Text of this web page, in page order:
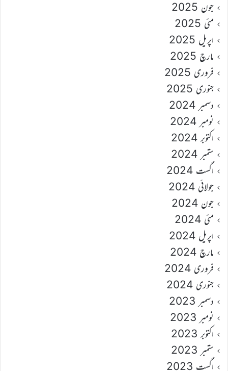
جون 2025
مئی 2025
اپریل 2025
مارچ 2025
فروری 2025
جنوری 2025
دسمبر 2024
نومبر 2024
اکتوبر 2024
ستمبر 2024
اگست 2024
جولائی 2024
جون 2024
مئی 2024
اپریل 2024
مارچ 2024
فروری 2024
جنوری 2024
دسمبر 2023
نومبر 2023
اکتوبر 2023
ستمبر 2023
اگست 2023